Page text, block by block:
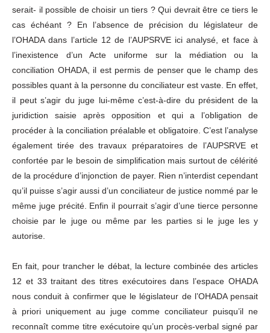
serait- il possible de choisir un tiers ? Qui devrait être ce tiers le
cas échéant ? En l’absence de précision du législateur de
l’OHADA dans l’article 12 de l’AUPSRVE ici analysé, et face à
l’inexistence d’un Acte uniforme sur la médiation ou la
conciliation OHADA, il est permis de penser que le champ des
possibles quant à la personne du conciliateur est vaste. En effet,
il peut s’agir du juge lui-même c’est-à-dire du président de la
juridiction saisie après opposition et qui a l’obligation de
procéder à la conciliation préalable et obligatoire. C’est l’analyse
également tirée des travaux préparatoires de l’AUPSRVE et
confortée par le besoin de simplification mais surtout de célérité
de la procédure d’injonction de payer. Rien n’interdist cependant
qu’il puisse s’agir aussi d’un conciliateur de justice nommé par le
même juge précité. Enfin il pourrait s’agir d’une tierce personne
choisie par le juge ou même par les parties si le juge les y
autorise.
En fait, pour trancher le débat, la lecture combinée des articles
12 et 33 traitant des titres exécutoires dans l’espace OHADA
nous conduit à confirmer que le législateur de l’OHADA pensait
à priori uniquement au juge comme conciliateur puisqu’il ne
reconnaît comme titre exécutoire qu’un procès-verbal signé par